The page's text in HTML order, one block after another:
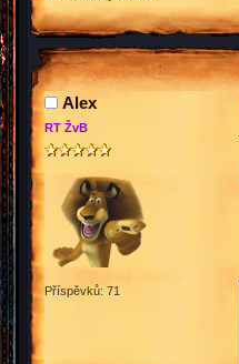
Аlex
RT ŽvB
Příspěvků: 71